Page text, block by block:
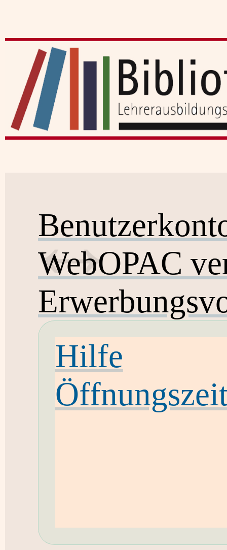
WebOPAC
Hilfe